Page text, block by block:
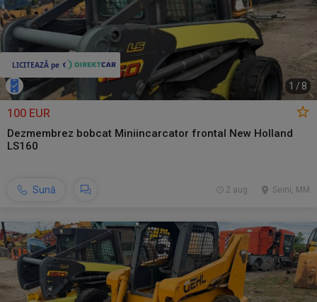
1 / 8
100 EUR
Dezmembrez bobcat Miniincarcator frontal New Holland
LS160
Sună Seini, MM
2 aug.